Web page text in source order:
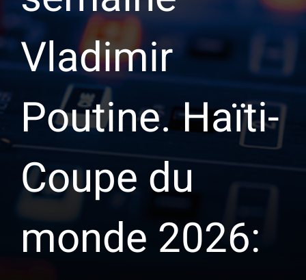
Vladimir
Poutine. Haïti-
Coupe du
monde 2026: